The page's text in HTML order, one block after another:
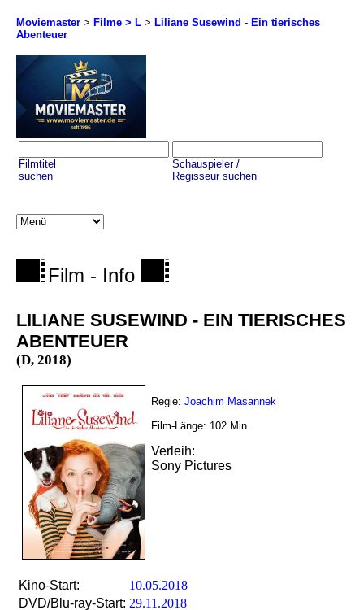
Moviemaster > Filme > L > Liliane Susewind - Ein tierisches
Abenteuer
Filmtitel
suchen
Schauspieler /
Regisseur suchen
Film - Info
LILIANE SUSEWIND - EIN TIERISCHES
ABENTEUER
(D, 2018)
Regie: Joachim Masannek
Film-Länge: 102 Min.
Verleih:
Sony Pictures
Kino-Start:
10.05.2018
DVD/Blu-ray-Start: 29.11.2018